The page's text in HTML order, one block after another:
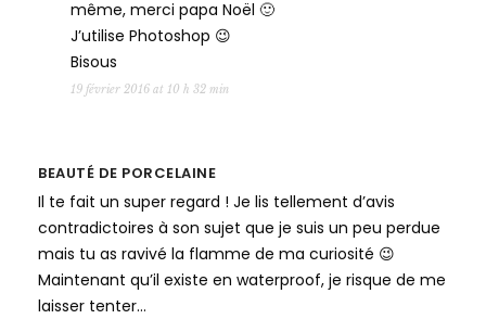
même, merci papa Noël 🙂
J’utilise Photoshop 😉
Bisous
19 février 2016 at 10 h 32 min
BEAUTÉ DE PORCELAINE
Il te fait un super regard ! Je lis tellement d’avis
contradictoires à son sujet que je suis un peu perdue
mais tu as ravivé la flamme de ma curiosité 😉
Maintenant qu’il existe en waterproof, je risque de me
laisser tenter…